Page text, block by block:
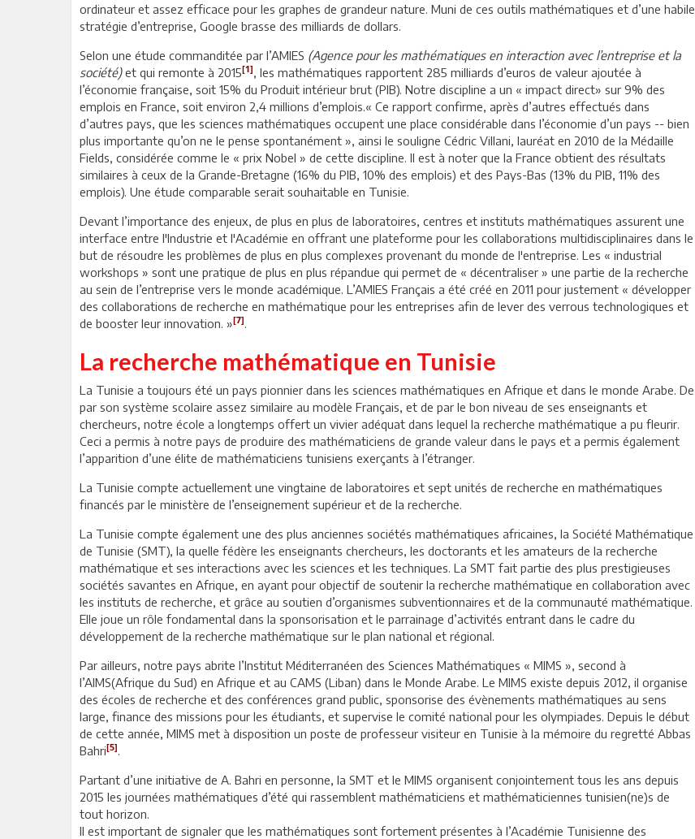
ordinateur et assez efficace pour les graphes de grandeur nature. Muni de ces outils mathématiques et d’une habile
stratégie d’entreprise, Google brasse des milliards de dollars.
Selon une étude commanditée par l’AMIES (Agence pour les mathématiques en interaction avec l’entreprise et la
société)et qui remonte à 2015 [1] , les mathématiques rapportent 285 milliards d’euros de valeur ajoutée à
l’économie française, soit 15% du Produit intérieur brut (PIB). Notre discipline a un « impact direct» sur 9% des
emplois en France, soit environ 2,4 millions d’emplois.« Ce rapport confirme, après d’autres effectués dans
d’autres pays, que les sciences mathématiques occupent une place considérable dans l’économie d’un pays -- bien
plus importante qu’on ne le pense spontanément », ainsi le souligne Cédric Villani, lauréat en 2010 de la Médaille
Fields, considérée comme le « prix Nobel » de cette discipline. Il est à noter que la France obtient des résultats
similaires à ceux de la Grande-Bretagne (16% du PIB, 10% des emplois) et des Pays-Bas (13% du PIB, 11% des
emplois). Une étude comparable serait souhaitable en Tunisie.
Devant l’importance des enjeux, de plus en plus de laboratoires, centres et instituts mathématiques assurent une
interface entre l'Industrie et l'Académie en offrant une plateforme pour les collaborations multidisciplinaires dans le
but de résoudre les problèmes de plus en plus complexes provenant du monde de l'entreprise. Les « industrial
workshops » sont une pratique de plus en plus répandue qui permet de « décentraliser » une partie de la recherche
au sein de l’entreprise vers le monde académique. L’AMIES Français a été créé en 2011 pour justement « développer
des collaborations de recherche en mathématique pour les entreprises afin de lever des verrous technologiques et
de booster leur innovation. » [7] .
La recherche mathématique en Tunisie
La Tunisie a toujours été un pays pionnier dans les sciences mathématiques en Afrique et dans le monde Arabe. De
par son système scolaire assez similaire au modèle Français, et de par le bon niveau de ses enseignants et
chercheurs, notre école a longtemps offert un vivier adéquat dans lequel la recherche mathématique a pu fleurir.
Ceci a permis à notre pays de produire des mathématiciens de grande valeur dans le pays et a permis également
l’apparition d’une élite de mathématiciens tunisiens exerçants à l’étranger.
La Tunisie compte actuellement une vingtaine de laboratoires et sept unités de recherche en mathématiques
financés par le ministère de l’enseignement supérieur et de la recherche.
La Tunisie compte également une des plus anciennes sociétés mathématiques africaines, la Société Mathématique
de Tunisie (SMT), la quelle fédère les enseignants chercheurs, les doctorants et les amateurs de la recherche
mathématique et ses interactions avec les sciences et les techniques. La SMT fait partie des plus prestigieuses
sociétés savantes en Afrique, en ayant pour objectif de soutenir la recherche mathématique en collaboration avec
les instituts de recherche, et grâce au soutien d’organismes subventionnaires et de la communauté mathématique.
Elle joue un rôle fondamental dans la sponsorisation et le parrainage d’activités entrant dans le cadre du
développement de la recherche mathématique sur le plan national et régional.
Par ailleurs, notre pays abrite l’Institut Méditerranéen des Sciences Mathématiques « MIMS », second à
l’AIMS(Afrique du Sud) en Afrique et au CAMS (Liban) dans le Monde Arabe. Le MIMS existe depuis 2012, il organise
des écoles de recherche et des conférences grand public, sponsorise des évènements mathématiques au sens
large, finance des missions pour les étudiants, et supervise le comité national pour les olympiades. Depuis le début
de cette année, MIMS met à disposition un poste de professeur visiteur en Tunisie à la mémoire du regretté Abbas
Bahri [5] .
Partant d’une initiative de A. Bahri en personne, la SMT et le MIMS organisent conjointement tous les ans depuis
2015 les journées mathématiques d’été qui rassemblent mathématiciens et mathématiciennes tunisien(ne)s de
tout horizon.
Il est important de signaler que les mathématiques sont fortement présentes à l’Académie Tunisienne des